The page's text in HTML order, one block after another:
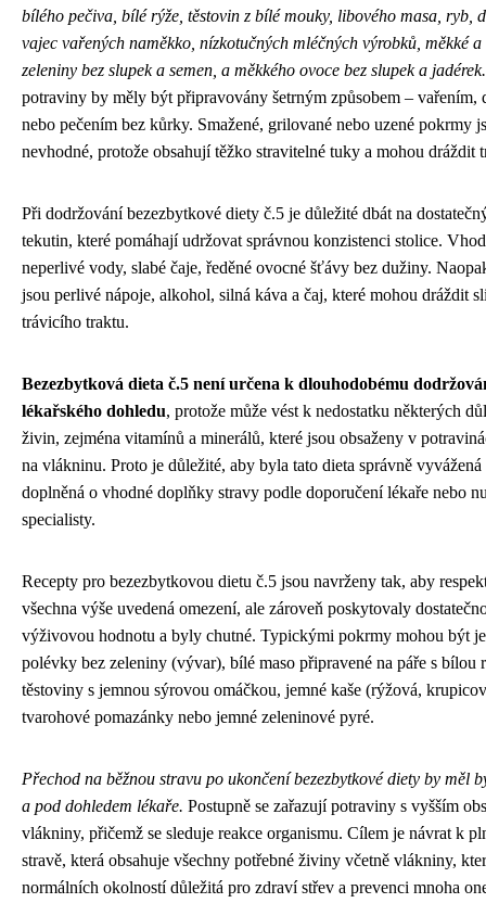
bílého pečiva, bílé rýže, těstovin z bílé mouky, libového masa, ryb,
vajec vařených naměkko, nízkotučných mléčných výrobků, měkké a
zeleniny bez slupek a semen, a měkkého ovoce bez slupek a jadérek.
potraviny by měly být připravovány šetrným způsobem – vařením,
nebo pečením bez kůrky. Smažené, grilované nebo uzené pokrmy
nevhodné, protože obsahují těžko stravitelné tuky a mohou dráždit
Při dodržování bezezbytkové diety č.5 je důležité dbát na
tekutin, které pomáhají udržovat správnou konzistenci stolice.
neperlivé vody, slabé čaje, ředěné ovocné šťávy bez dužiny.
jsou perlivé nápoje, alkohol, silná káva a čaj, které mohou dráždit
trávicího traktu.
Bezezbytková dieta č.5 není určena k dlouhodobému
lékařského dohledu, protože může vést k nedostatku některých
živin, zejména vitamínů a minerálů, které jsou obsaženy v
na vlákninu. Proto je důležité, aby byla tato dieta správně vyvážená
doplněná o vhodné doplňky stravy podle doporučení lékaře nebo
specialisty.
Recepty pro bezezbytkovou dietu č.5 jsou navrženy tak, aby
všechna výše uvedená omezení, ale zároveň poskytovaly
výživovou hodnotu a byly chutné. Typickými pokrmy mohou být
polévky bez zeleniny (vývar), bílé maso připravené na páře s bílou
těstoviny s jemnou sýrovou omáčkou, jemné kaše (rýžová,
tvarohové pomazánky nebo jemné zeleninové pyré.
Přechod na běžnou stravu po ukončení bezezbytkové diety by měl
a pod dohledem lékaře. Postupně se zařazují potraviny s vyšším
vlákniny, přičemž se sleduje reakce organismu. Cílem je návrat k
stravě, která obsahuje všechny potřebné živiny včetně vlákniny,
normálních okolností důležitá pro zdraví střev a prevenci mnoha